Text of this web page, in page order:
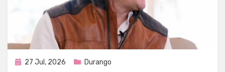
Publicada
27 Jul, 2026 Durango